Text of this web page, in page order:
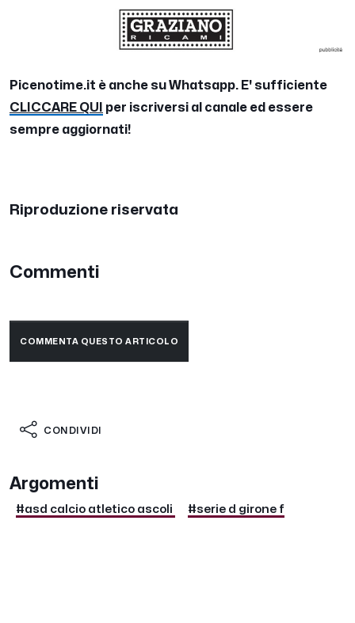
Picenotime.it è anche su Whatsapp. E' sufficiente
CLICCARE QUI
per iscriversi al canale ed essere
sempre aggiornati!
Riproduzione riservata
Commenti
COMMENTA QUESTO ARTICOLO
CONDIVIDI
Argomenti
#asd calcio atletico ascoli #serie d girone f